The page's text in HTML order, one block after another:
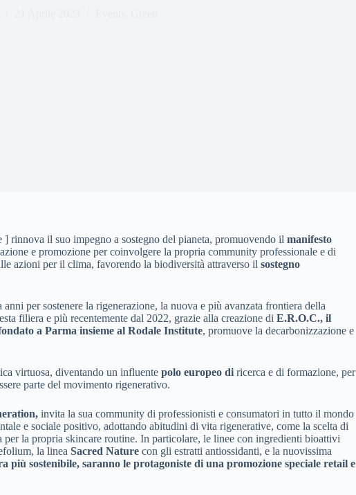
rinnova il suo impegno a sostegno del pianeta, promuovendo il manifesto
e promozione per coinvolgere la propria community professionale e di
azioni per il clima, favorendo la biodiversità attraverso il sostegno
per sostenere la rigenerazione, la nuova e più avanzata frontiera della
filiera e più recentemente dal 2022, grazie alla creazione di E.R.O.C., il
a Parma insieme al Rodale Institute, promuove la decarbonizzazione e
virtuosa, diventando un influente polo europeo di ricerca e di formazione, per
parte del movimento rigenerativo.
invita la sua community di professionisti e consumatori in tutto il mondo
e sociale positivo, adottando abitudini di vita rigenerative, come la scelta di
la propria skincare routine. In particolare, le linee con ingredienti bioattivi
la linea Sacred Nature con gli estratti antiossidanti, e la nuovissima
sostenibile, saranno le protagoniste di una promozione speciale retail e